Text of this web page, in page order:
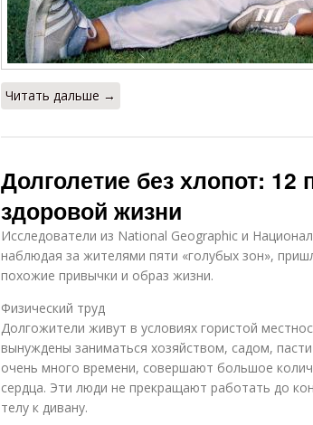
Читать дальше →
Долголетие без хлопот: 12
здоровой жизни
Исследователи из National Geographic и
наблюдая за жителями пяти «голубых зон»,
похожие привычки и образ жизни.
Физический труд
Долгожители живут в условиях гористой
вынуждены заниматься хозяйством, садом,
очень много времени, совершают большое
сердца. Эти люди не прекращают работать до
телу к дивану.